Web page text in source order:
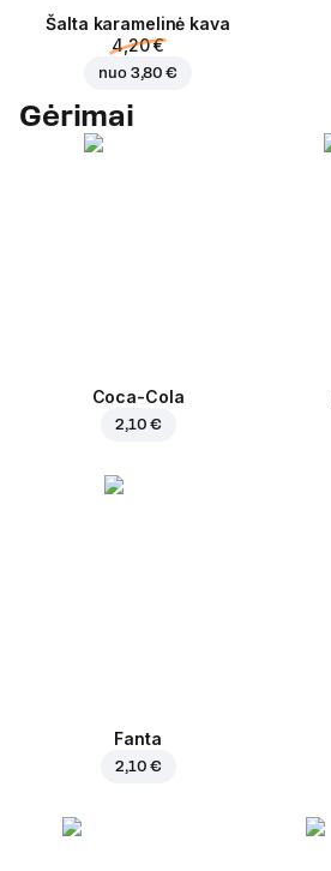
Šalta karamelinė kava
4,20 €
nuo 3,80 €
Gėrimai
Coca-Cola
2,10 €
Fanta
2,10 €